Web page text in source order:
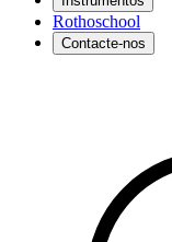
Rothoschool
Contacte-nos